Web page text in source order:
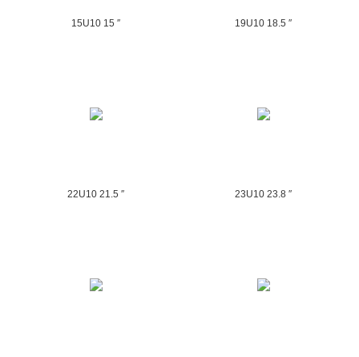
15U10 15 ″ 19U10 18.5 ″
22U10 21.5 ″ 23U10 23.8 ″